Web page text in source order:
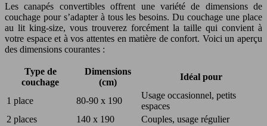
Les canapés convertibles offrent une variété de dimensions de
couchage pour s’adapter à tous les besoins. Du couchage une place
au lit king-size, vous trouverez forcément la taille qui convient à
votre espace et à vos attentes en matière de confort. Voici un aperçu
des dimensions courantes :
Type de
couchage
Dimensions
(cm)
Idéal pour
1 place 80-90 x 190
Usage occasionnel, petits
espaces
2 places
140 x 190
Couples, usage régulier